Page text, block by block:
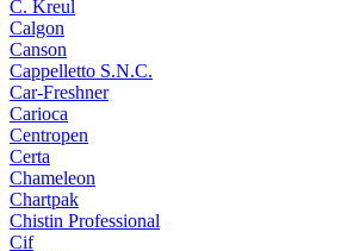
C. Kreul
Calgon
Canson
Cappelletto S.N.C.
Car-Freshner
Carioca
Centropen
Certa
Chameleon
Chartpak
Chistin Professional
Cif